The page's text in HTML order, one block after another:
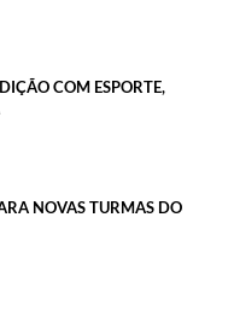
COM ESPORTE,
NOVAS TURMAS DO